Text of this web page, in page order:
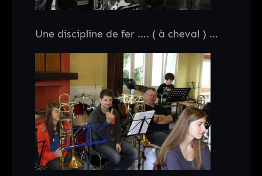
Une discipline de fer …. ( à cheval ) …